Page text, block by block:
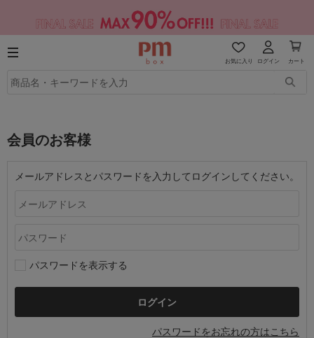
お気に入り ログイン カート
会員のお客様
メールアドレスとパスワードを入力してログインしてください。
パスワードを表示する
パスワードをお忘れの方はこちら